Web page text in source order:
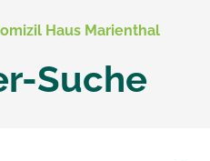
Haus Marienthal
Suche